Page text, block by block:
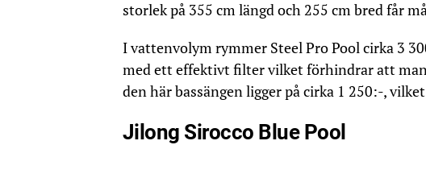
storlek på 355 cm längd och 255 cm bred får
I vattenvolym rymmer Steel Pro Pool cirka 3
med ett effektivt filter vilket förhindrar att
den här bassängen ligger på cirka 1 250:-,
Jilong Sirocco Blue Pool